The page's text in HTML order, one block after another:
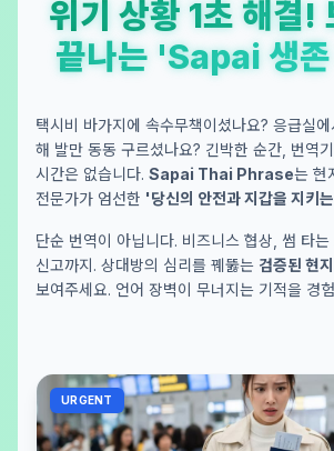
위기 상황 1초 해결!
끝나는 'Sapai 생
택시비 바가지에 속수무책이셨나요? 응급실
해 발만 동동 구르셨나요? 긴박한 순간, 번역
시간은 없습니다. Sapai Thai Phrase는 현
전문가가 엄선한 '당신의 안전과 지갑을 지키
단순 번역이 아닙니다. 비즈니스 협상, 썸 타
신고까지. 상대방의 심리를 꿰뚫는 검증된 현
보여주세요. 언어 장벽이 무너지는 기적을 경
URGENT